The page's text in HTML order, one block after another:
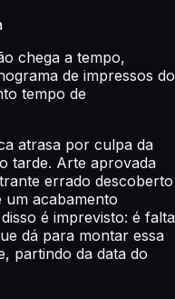
chega a tempo,
de impressos do
tempo de
atrasa por culpa da
tarde. Arte aprovada
errado descoberto
um acabamento
é imprevisto: é falta
dá para montar essa
partindo da data do